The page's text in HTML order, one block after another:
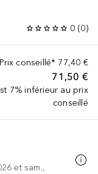
0 (0)
Prix conseillé* 77,40 €
71,50 €
7% inférieur au prix
conseillé
et sam.,